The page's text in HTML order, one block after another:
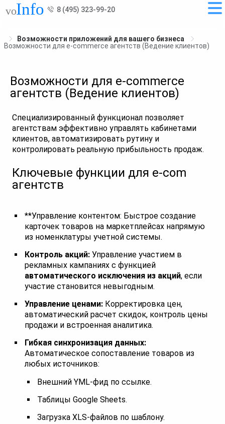
8 (495) 323-99-20
Возможности приложений для вашего бизнеса
Возможности для e-commerce агентств (Ведение клиентов)
Возможности для e-commerce
агентств (Ведение клиентов)
Специализированный функционал позволяет
агентствам эффективно управлять кабинетами
клиентов, автоматизировать рутину и
контролировать реальную прибыльность продаж.
Ключевые функции для e-com
агентств
**Управление контентом: Быстрое создание
карточек товаров на маркетплейсах напрямую
из номенклатуры учетной системы.
Контроль акций: Управление участием в
рекламных кампаниях с функцией
автоматического исключения из акций, если
участие становится невыгодным.
Управление ценами: Корректировка цен,
автоматический расчет скидок, контроль цены
продажи и встроенная аналитика.
Гибкая синхронизация данных:
Автоматическое сопоставление товаров из
любых источников:
Внешний YML-фид по ссылке.
Таблицы Google Sheets.
Загрузка XLS-файлов по шаблону.